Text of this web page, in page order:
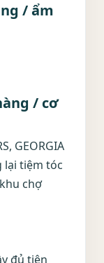
/ ẩm
/ cơ
GEORGIA
lại tiệm tóc
chợ
đủ tiện